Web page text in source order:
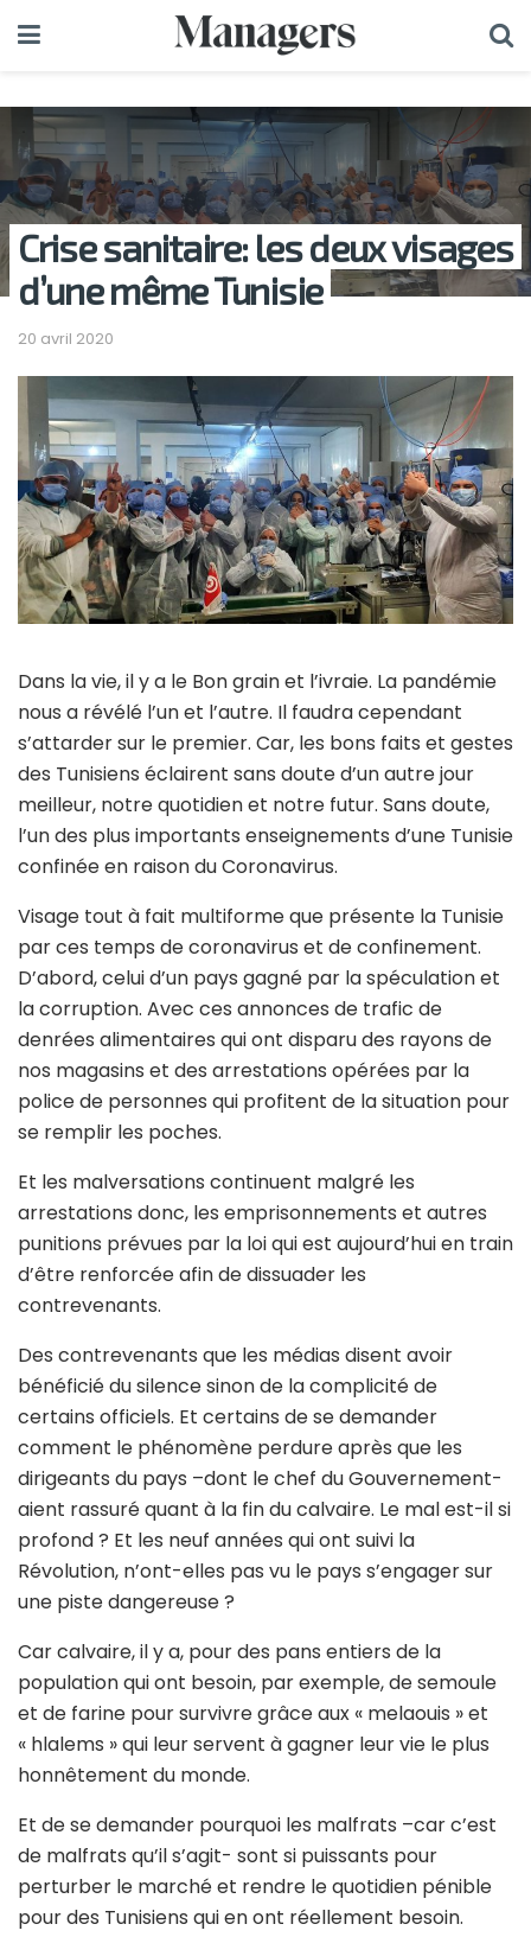
Crise sanitaire: les deux visages
d’une même Tunisie
20 avril 2020
Dans la vie, il y a le Bon grain et l’ivraie. La pandémie
nous a révélé l’un et l’autre. Il faudra cependant
s’attarder sur le premier. Car, les bons faits et gestes
des Tunisiens éclairent sans doute d’un autre jour
meilleur, notre quotidien et notre futur. Sans doute,
l’un des plus importants enseignements d’une Tunisie
confinée en raison du Coronavirus.
Visage tout à fait multiforme que présente la Tunisie
par ces temps de coronavirus et de confinement.
D’abord, celui d’un pays gagné par la spéculation et
la corruption. Avec ces annonces de trafic de
denrées alimentaires qui ont disparu des rayons de
nos magasins et des arrestations opérées par la
police de personnes qui profitent de la situation pour
se remplir les poches.
Et les malversations continuent malgré les
arrestations donc, les emprisonnements et autres
punitions prévues par la loi qui est aujourd’hui en train
d’être renforcée afin de dissuader les
contrevenants.
Des contrevenants que les médias disent avoir
bénéficié du silence sinon de la complicité de
certains officiels. Et certains de se demander
comment le phénomène perdure après que les
dirigeants du pays –dont le chef du Gouvernement-
aient rassuré quant à la fin du calvaire. Le mal est-il si
profond ? Et les neuf années qui ont suivi la
Révolution, n’ont-elles pas vu le pays s’engager sur
une piste dangereuse ?
Car calvaire, il y a, pour des pans entiers de la
population qui ont besoin, par exemple, de semoule
et de farine pour survivre grâce aux « melaouis » et
« hlalems » qui leur servent à gagner leur vie le plus
honnêtement du monde.
Et de se demander pourquoi les malfrats –car c’est
de malfrats qu’il s’agit- sont si puissants pour
perturber le marché et rendre le quotidien pénible
pour des Tunisiens qui en ont réellement besoin.